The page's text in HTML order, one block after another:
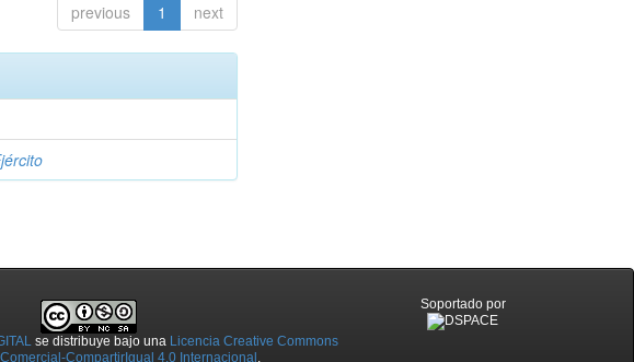
previous 1 next
se distribuye bajo una Licencia Creative Commons
CompartirIgual 4.0 Internacional .
Soportado por